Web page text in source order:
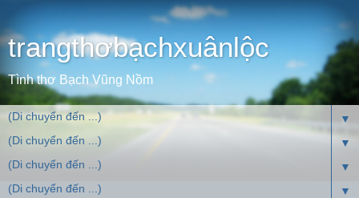
trangthơbạchxuânlộc
Tình thơ Bạch Vũng Nồm
▼
▼
▼
▼